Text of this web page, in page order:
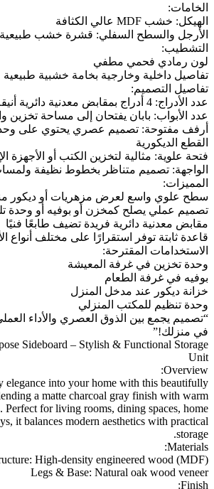
الخامات:
الهيكل: خشب MDF عالي الكثافة
الأرجل والسطح السفلي: قشرة خشب طبيعية
التشطيب:
لون رمادي فحمي مطفي
تفاصيل داخلية وخارجية بخامة خشبية طبيعية
تفاصيل التصميم:
عدد الأدراج: 4 أدراج بمقابض معدنية دائرية أنيقة
عدد الأبواب: بابان يفتحان إلى مساحة تخزين
أرفف مفتوحة: تصميم عصري يحتوي على
القطع الديكورية
فتحة علوية: مثالية لتخزين الكتب أو الأجهزة
الواجهة: تصميم متناظر بخطوط نظيفة
المميزات:
سطح علوي واسع لعرض مزهريات أو ديكور
تصميم عملي يصلح كمخزن أو بوفيه أو وحدة
مقابض معدنية دائرية فريدة تضيف طابعًا فنيًا
قاعدة ثابتة توفر استقرارًا على مختلف أنواع
الاستخدامات المقترحة:
وحدة تخزين في غرفة المعيشة
بوفيه في غرفة الطعام
خزانة ديكور عند مدخل المنزل
وحدة تنظيم للمكتب المنزلي
“تصميم يجمع بين الذوق العصري والأداء
في منزلك!”
Sideboard – Stylish & Functional Storage
Unit
Overview:
elegance into your home with this beautifully
a matte charcoal gray finish with warm
Perfect for living rooms, dining spaces, home
it balances modern aesthetics with practical
storage.
Materials:
High-density engineered wood (MDF)
Legs & Base: Natural oak wood veneer
Finish: